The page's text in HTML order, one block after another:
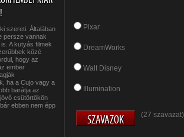
szereti. Általában
persze vannak
A kutyás filmek
közé
hogy az
ember
ha a Cujo vagy a
barátja az
csütörtökön
ebben nem épp
Pixar
DreamWorks
Walt Disney
Illumination
(27 szavazat)